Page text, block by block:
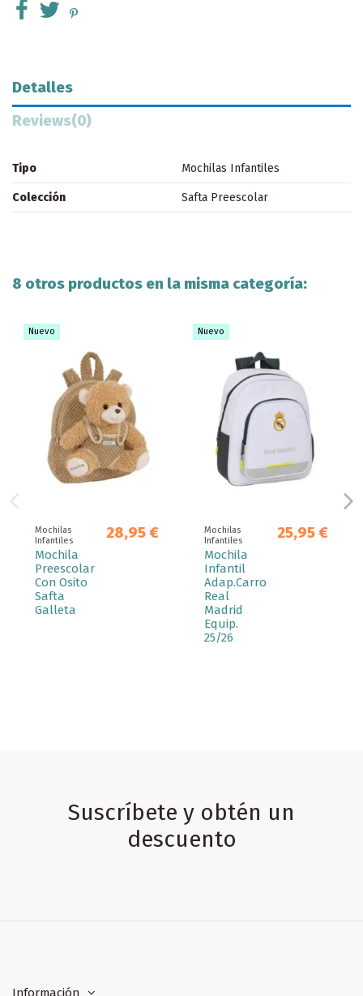
Detalles
Reviews(0)
Tipo Mochilas Infantiles
Colección Safta Preescolar
8 otros productos en la misma categoría:
Nuevo
Mochilas
Infantiles
Mochila
Preescolar
Con Osito
Safta
Galleta
28,95 €
Nuevo
Mochilas
Infantiles
Mochila
Infantil
Adap.Carro
Real
Madrid
Equip.
25/26
25,95 €
Suscríbete y obtén un
descuento
Información